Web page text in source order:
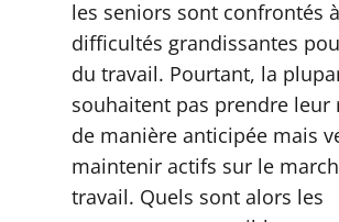
les seniors sont confrontés
difficultés grandissantes
du travail. Pourtant, la
souhaitent pas prendre leur
de manière anticipée mais
maintenir actifs sur le
travail. Quels sont alors les